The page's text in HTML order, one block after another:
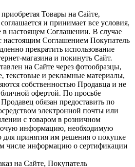
приобретая Товары на Сайте,
и принимает все условия,
настоящем Соглашении. В случае
настоящим Соглашением Покупатель
прекратить использование
магазина и покинуть Сайт.
на Сайте через фотообразцы,
текстовые и рекламные материалы,
собственностью Продавца и не
офертой. По просьбе
обязан предоставить по
электронной почты или
с товаром в розничном
информацию, необходимую
принятия им решения о покупке
числе информацию о сертификации
на Сайте, Покупатель